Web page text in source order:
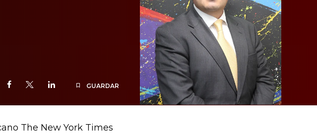
GUARDAR
The New York Times